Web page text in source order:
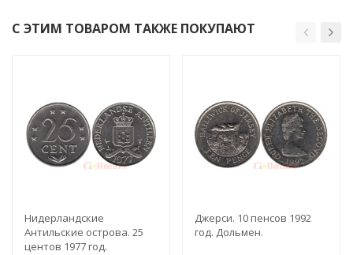
С ЭТИМ ТОВАРОМ ТАКЖЕ ПОКУПАЮТ
Нидерландские
Антильские острова. 25
центов 1977 год.
Джерси. 10 пенсов 1992
год. Дольмен.